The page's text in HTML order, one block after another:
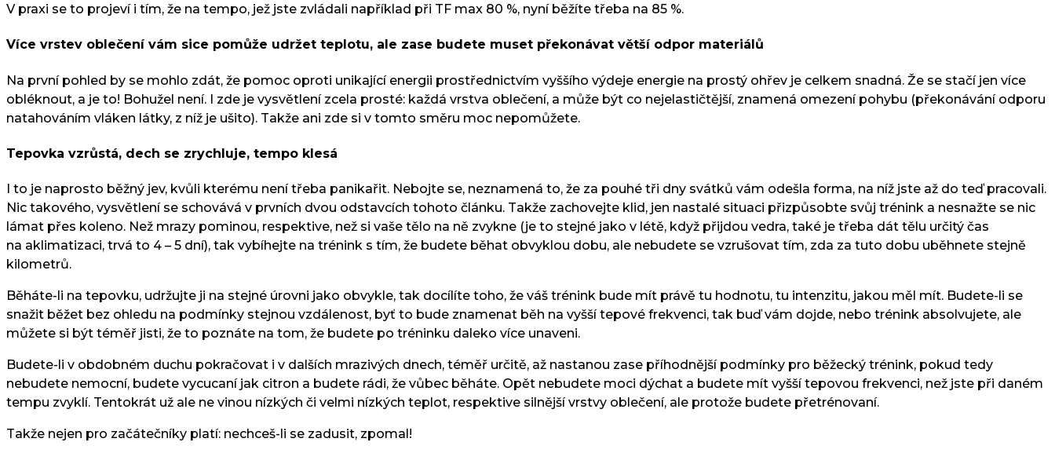
V praxi se to projeví i tím, že na tempo, jež jste zvládali například při TF max 80 %, nyní běžíte třeba na 85 %.
Více vrstev oblečení vám sice pomůže udržet teplotu, ale zase budete muset překonávat větší odpor materiálů
Na první pohled by se mohlo zdát, že pomoc oproti unikající energii prostřednictvím vyššího výdeje energie na prostý ohřev je celkem snadná. Že se stačí jen více
obléknout, a je to! Bohužel není. I zde je vysvětlení zcela prosté: každá vrstva oblečení, a může být co nejelastičtější, znamená omezení pohybu (překonávání odporu
natahováním vláken látky, z níž je ušito). Takže ani zde si v tomto směru moc nepomůžete.
Tepovka vzrůstá, dech se zrychluje, tempo klesá
I to je naprosto běžný jev, kvůli kterému není třeba panikařit. Nebojte se, neznamená to, že za pouhé tři dny svátků vám odešla forma, na níž jste až do teď pracovali.
Nic takového, vysvětlení se schovává v prvních dvou odstavcích tohoto článku. Takže zachovejte klid, jen nastalé situaci přizpůsobte svůj trénink a nesnažte se nic
lámat přes koleno. Než mrazy pominou, respektive, než si vaše tělo na ně zvykne (je to stejné jako v létě, když přijdou vedra, také je třeba dát tělu určitý čas
na aklimatizaci, trvá to 4 – 5 dní), tak vybíhejte na trénink s tím, že budete běhat obvyklou dobu, ale nebudete se vzrušovat tím, zda za tuto dobu uběhnete stejně
kilometrů.
Běháte-li na tepovku, udržujte ji na stejné úrovni jako obvykle, tak docílíte toho, že váš trénink bude mít právě tu hodnotu, tu intenzitu, jakou měl mít. Budete-li se
snažit běžet bez ohledu na podmínky stejnou vzdálenost, byť to bude znamenat běh na vyšší tepové frekvenci, tak buď vám dojde, nebo trénink absolvujete, ale
můžete si být téměř jisti, že to poznáte na tom, že budete po tréninku daleko více unaveni.
Budete-li v obdobném duchu pokračovat i v dalších mrazivých dnech, téměř určitě, až nastanou zase příhodnější podmínky pro běžecký trénink, pokud tedy
nebudete nemocní, budete vycucaní jak citron a budete rádi, že vůbec běháte. Opět nebudete moci dýchat a budete mít vyšší tepovou frekvenci, než jste při daném
tempu zvyklí. Tentokrát už ale ne vinou nízkých či velmi nízkých teplot, respektive silnější vrstvy oblečení, ale protože budete přetrénovaní.
Takže nejen pro začátečníky platí: nechceš-li se zadusit, zpomal!